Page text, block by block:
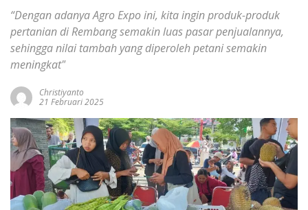
“Dengan adanya Agro Expo ini, kita ingin produk-produk
pertanian di Rembang semakin luas pasar penjualannya,
sehingga nilai tambah yang diperoleh petani semakin
meningkat"
Christiyanto
21 Februari 2025